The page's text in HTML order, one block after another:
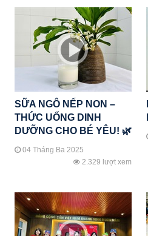
SỮA NGÔ NẾP NON –
THỨC UỐNG DINH
DƯỠNG CHO BÉ YÊU! 🌿
04 Tháng Ba 2025
2.329 lượt xem